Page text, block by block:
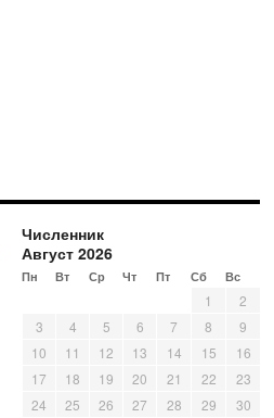
Численник
Август 2026
Пн Вт Ср Чт Пт Сб Вс
1
2
3
4 5 6 7 8
9
10
11 12 13 14 15
16
17
18 19 20 21 22
23
24
25 26 27 28 29 30